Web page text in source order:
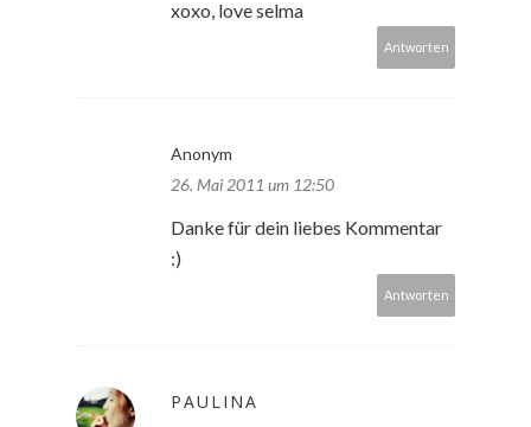
xoxo, love selma
Antworten
Anonym
26. Mai 2011 um 12:50
Danke für dein liebes Kommentar
:)
Antworten
ΡAULINA